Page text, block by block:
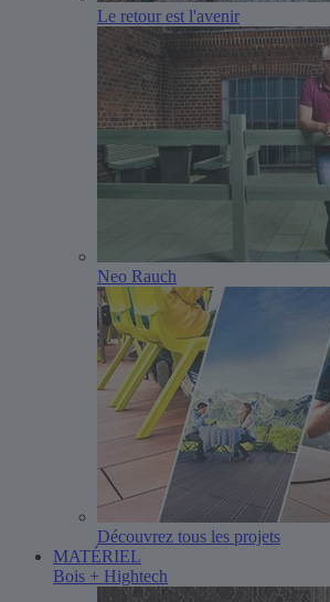
Le retour est l'avenir
Neo Rauch
Découvrez tous les projets
MATÉRIEL
Bois + Hightech